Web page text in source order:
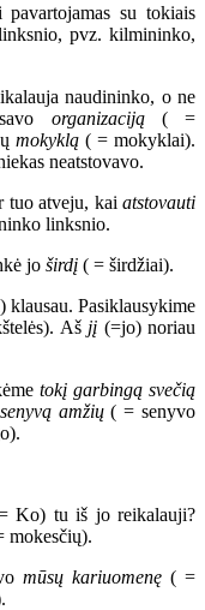
su tokiais
pvz. kilmininko,
naudininko, o ne
organizaciją( =
mokyklą( = mokyklai).
neatstovavo.
atveju, kai atstovauti
linksnio.
jo širdį ( = širdžiai).
klausau. Pasiklausykime
Aš jį (=jo) noriau
tokį garbingą svečią
senyvą amžių( = senyvo
Ko) tu iš jo reikalauji?
mokesčių).
mūsų kariuomenę ( =